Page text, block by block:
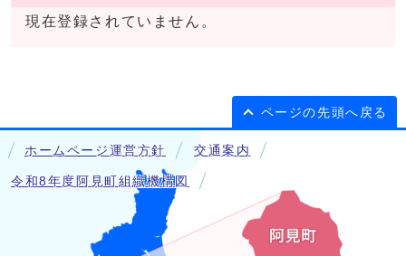
現在登録されていません。
ページの先頭へ戻る
ホームページ運営方針 交通案内
令和8年度阿見町組織機構図